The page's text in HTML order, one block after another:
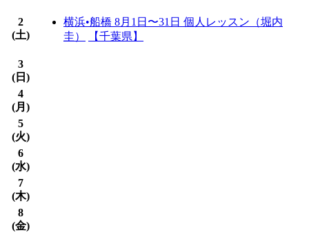
2
(土)
横浜•船橋 8月1日〜31日 個人レッスン（堀内
圭）
【千葉県】
3
(日 )
4
(月 )
5
(火)
6
(水)
7
(木)
8
(金)